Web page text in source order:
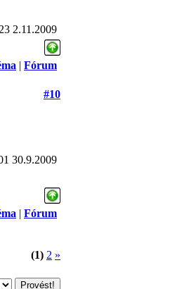
2.11.2009
| Fórum
#10
30.9.2009
| Fórum
(1) 2 »